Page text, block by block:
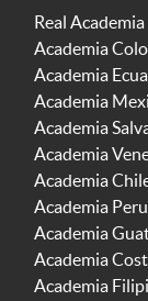
Real
Academia
Academia
Academia
Academia
Academia
Academia
Academia
Academia
Academia
Academia